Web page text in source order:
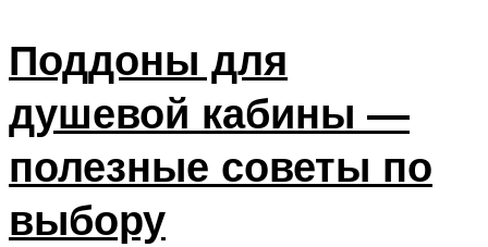
Поддоны для
душевой кабины —
полезные советы по
выбору